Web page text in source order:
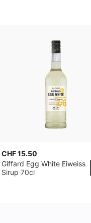
CHF 15.50
Giffard Egg White Eiweiss
Sirup 70cl